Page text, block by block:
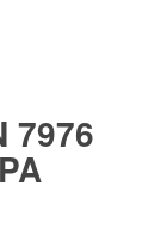
7976